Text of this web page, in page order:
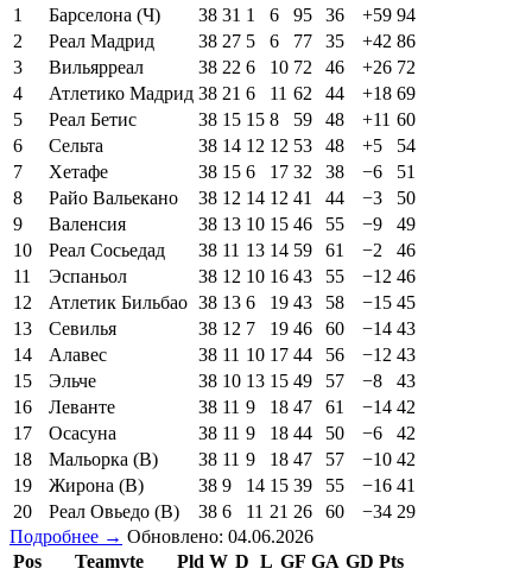
1
Барселона (Ч) 38 31 1 6 95 36 +59 94
2
Реал Мадрид 38 27 5 6 77 35 +42 86
3
Вильярреал 38 22 6 10 72 46 +26 72
4
Атлетико Мадрид 38 21 6 11 62 44 +18 69
5
Реал Бетис 38 15 15 8 59 48 +11 60
6
Сельта 38 14 12 12 53 48 +5
54
7
Хетафе 38 15 6 17 32 38 −6
51
8
Райо Вальекано 38 12 14 12 41 44 −3
50
9
Валенсия 38 13 10 15 46 55 −9
49
10
Реал Сосьедад 38 11 13 14 59 61 −2
46
11
Эспаньол 38 12 10 16 43 55 −12 46
12
Атлетик Бильбао 38 13 6 19 43 58 −15 45
13
Севилья 38 12 7 19 46 60 −14 43
14
Алавес 38 11 10 17 44 56 −12 43
15
Эльче 38 10 13 15 49 57 −8
43
16
Леванте 38 11 9 18 47 61 −14 42
17
Осасуна 38 11 9 18 44 50 −6
42
18
Мальорка (В) 38 11 9 18 47 57 −10 42
19
Жирона (В) 38 9 14 15 39 55 −16 41
20
Реал Овьедо (В) 38 6 11 21 26 60 −34 29
Подробнее → Обновлено: 04.06.2026
Pos
Teamvte Pld W D L GF GA GD Pts